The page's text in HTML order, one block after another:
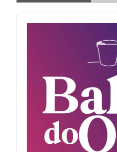
Audio
Player